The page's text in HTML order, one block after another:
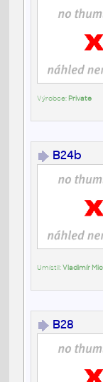
Výrobce: Private
B24b
Umístil:Vladimír
B28